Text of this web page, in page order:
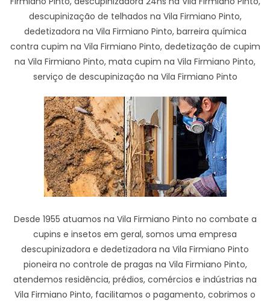
descupinização de telhados na Vila Firmiano Pinto,
dedetizadora na Vila Firmiano Pinto, barreira química
contra cupim na Vila Firmiano Pinto, dedetização de cupim
na Vila Firmiano Pinto, mata cupim na Vila Firmiano Pinto,
serviço de descupinização na Vila Firmiano Pinto
Desde 1955 atuamos na Vila Firmiano Pinto no combate a
cupins e insetos em geral, somos uma empresa
descupinizadora e dedetizadora na Vila Firmiano Pinto
pioneira no controle de pragas na Vila Firmiano Pinto,
atendemos residência, prédios, comércios e indústrias na
Vila Firmiano Pinto, facilitamos o pagamento, cobrimos o